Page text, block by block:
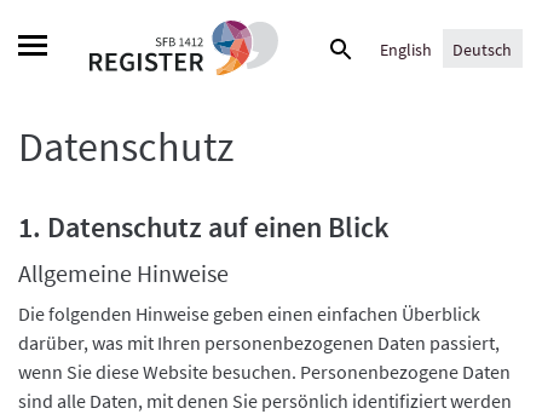
Suche
English Deutsch
Datenschutz
1. Datenschutz auf einen Blick
Allgemeine Hinweise
Die folgenden Hinweise geben einen einfachen Überblick
darüber, was mit Ihren personenbezogenen Daten passiert,
wenn Sie diese Website besuchen. Personenbezogene Daten
sind alle Daten, mit denen Sie persönlich identifiziert werden